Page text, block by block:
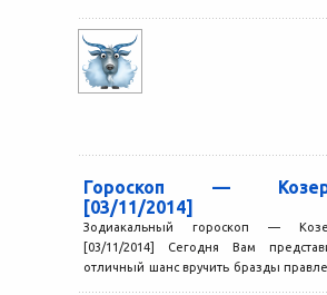
Гороскоп —
[03/11/2014]
Зодиакальный гороскоп —
[03/11/2014] Сегодня Вам
отличный шанс вручить бразды